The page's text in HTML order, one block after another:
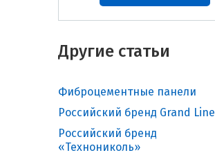
Другие статьи
Фиброцементные панели
Российский бренд Grand Line
Российский бренд
«Технониколь»